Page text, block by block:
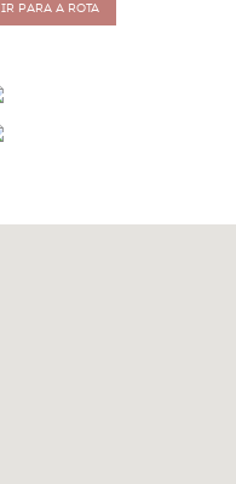
IR PARA A ROTA